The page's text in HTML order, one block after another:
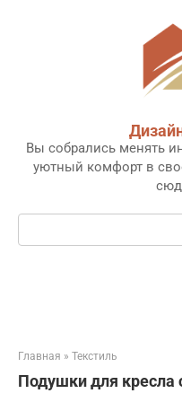
Вы собрались менять
уютный комфорт в
Поиск:
Главная » Текстиль
Подушки для кресла